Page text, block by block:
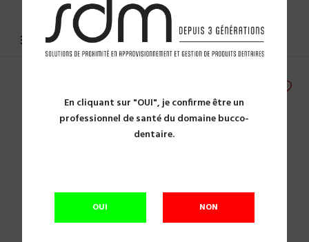
En cliquant sur "OUI", je confirme être un
professionnel de santé du domaine bucco-
dentaire.
OUI NON
MENU